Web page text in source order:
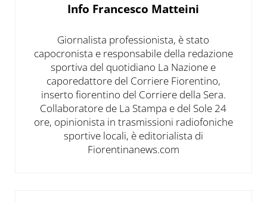
Info Francesco Matteini
Giornalista professionista, è stato
capocronista e responsabile della redazione
sportiva del quotidiano La Nazione e
caporedattore del Corriere Fiorentino,
inserto fiorentino del Corriere della Sera.
Collaboratore de La Stampa e del Sole 24
ore, opinionista in trasmissioni radiofoniche
sportive locali, è editorialista di
Fiorentinanews.com